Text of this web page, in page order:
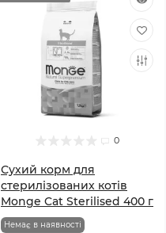
0
Сухий корм для
стерилізованих котів
Monge Cat Sterilised 400 г
Немає в наявності